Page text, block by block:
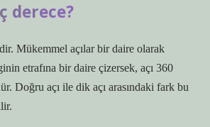
derece?
Mükemmel açılar bir daire olarak
etrafına bir daire çizersek, açı 360
Doğru açı ile dik açı arasındaki fark bu